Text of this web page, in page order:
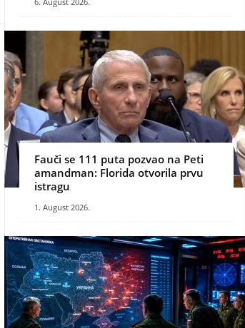
Fauči se 111 puta pozvao na Peti
amandman: Florida otvorila prvu
istragu
1. August 2026.